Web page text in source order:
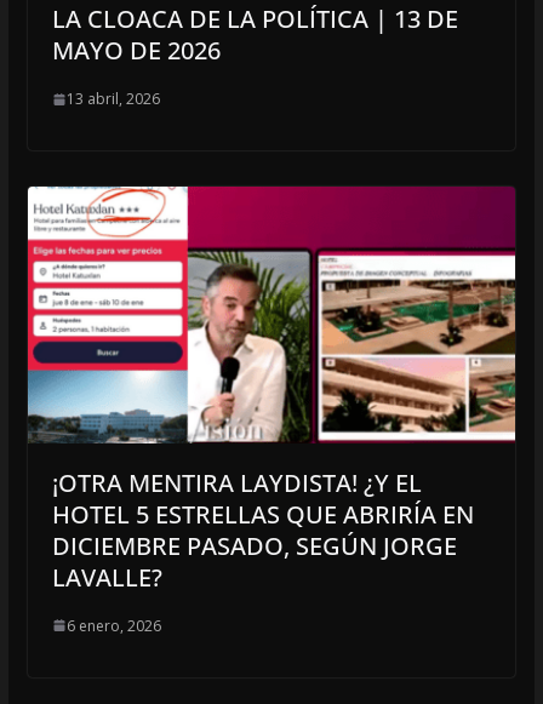
LA CLOACA DE LA POLÍTICA | 13 DE
MAYO DE 2026
13 abril, 2026
¡OTRA MENTIRA LAYDISTA! ¿Y EL
HOTEL 5 ESTRELLAS QUE ABRIRÍA EN
DICIEMBRE PASADO, SEGÚN JORGE
LAVALLE?
6 enero, 2026